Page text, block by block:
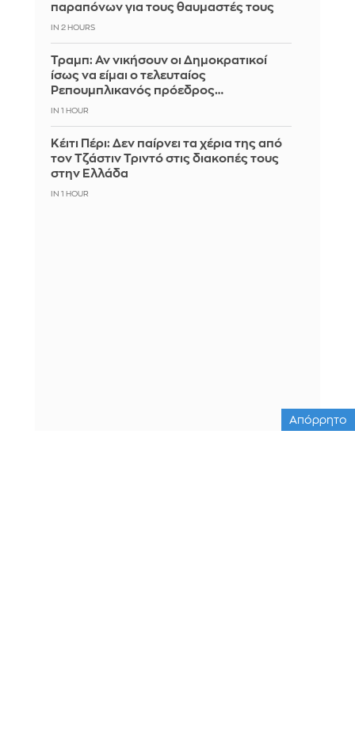
παραπόνων για τους θαυμαστές τους
IN 2 HOURS
Τραμπ: Αν νικήσουν οι Δημοκρατικοί
ίσως να είμαι ο τελευταίος
Ρεπουμπλικανός πρόεδρος…
IN 1 HOUR
Κέιτι Πέρι: Δεν παίρνει τα χέρια της από
τον Τζάστιν Τριντό στις διακοπές τους
στην Ελλάδα
IN 1 HOUR
Απόρρητο